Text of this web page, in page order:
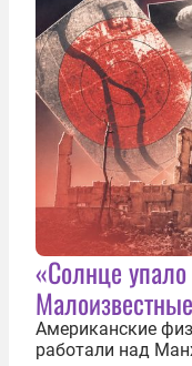
«Солнце
Американские
работали над